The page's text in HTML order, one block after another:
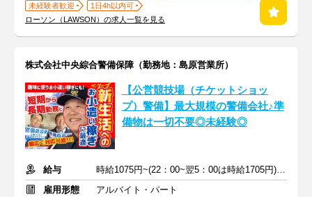
未経験者歓迎
1日4h以内可
ローソン（LAWSON）の求人一覧を見る
株式会社中央綜合警備保障（勤務地：島原営業所）
【公営競技場（チケットショッ
プ）警備】最大規模の警備会社♪準
備物は一切不要◎未経験◎
給与
時給1075円~(22：00~翌5：00は時給1705円)＋手当/交通費規定支給
雇用形態
アルバイト・パート